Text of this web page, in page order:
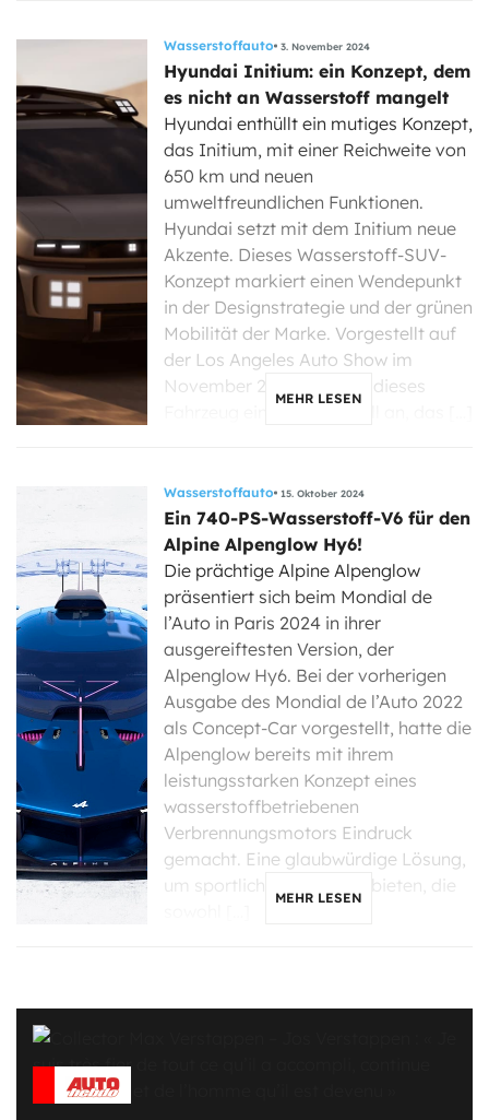
Wasserstoffauto 3. November 2024
Hyundai Initium: ein Konzept, dem
es nicht an Wasserstoff mangelt
Hyundai enthüllt ein mutiges Konzept,
das Initium, mit einer Reichweite von
650 km und neuen
umweltfreundlichen Funktionen.
Hyundai setzt mit dem Initium neue
Akzente. Dieses Wasserstoff-SUV-
Konzept markiert einen Wendepunkt
in der Designstrategie und der grünen
Mobilität der Marke. Vorgestellt auf
der Los Angeles Auto Show im
November 2024, kündigt dieses
MEHR LESEN
Wasserstoffauto 15. Oktober 2024
Ein 740-PS-Wasserstoff-V6 für den
Alpine Alpenglow Hy6!
Die prächtige Alpine Alpenglow
präsentiert sich beim Mondial de
l’Auto in Paris 2024 in ihrer
ausgereiftesten Version, der
Alpenglow Hy6. Bei der vorherigen
Ausgabe des Mondial de l’Auto 2022
als Concept-Car vorgestellt, hatte die
Alpenglow bereits mit ihrem
leistungsstarken Konzept eines
wasserstoffbetriebenen
Verbrennungsmotors Eindruck
gemacht. Eine glaubwürdige Lösung,
um sportliche Modelle zu bieten, die
MEHR LESEN